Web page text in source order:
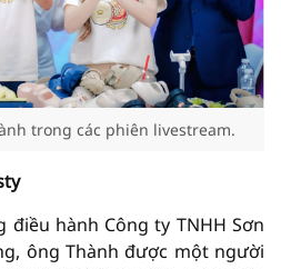
trong các phiên livestream.
điều hành Công ty TNHH Sơn
ông Thành được một người